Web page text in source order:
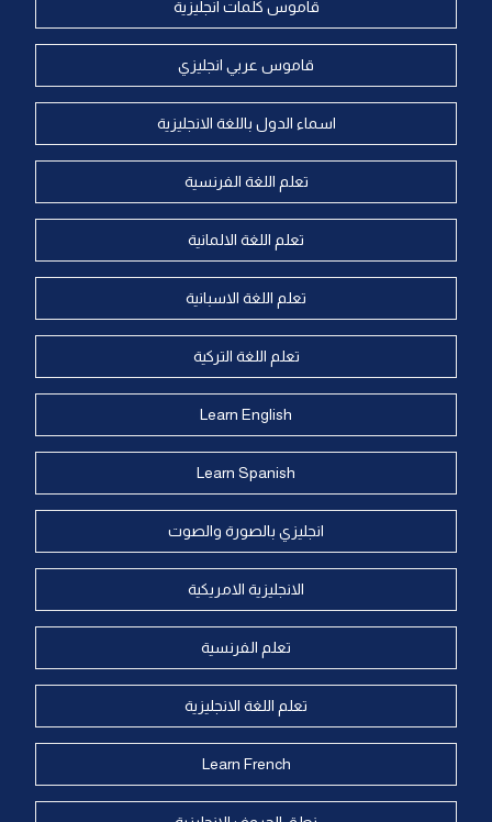
قاموس كلمات انجليزية
قاموس عربي انجليزي
اسماء الدول باللغة الانجليزية
تعلم اللغة الفرنسية
تعلم اللغة الالمانية
تعلم اللغة الاسبانية
تعلم اللغة التركية
Learn English
Learn Spanish
انجليزي بالصورة والصوت
الانجليزية الامريكية
تعلم الفرنسية
تعلم اللغة الانجليزية
Learn French